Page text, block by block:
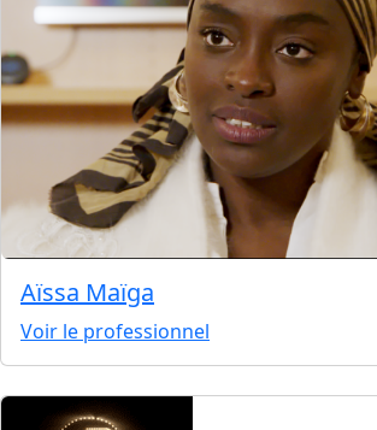
Aïssa Maïga
Voir le professionnel